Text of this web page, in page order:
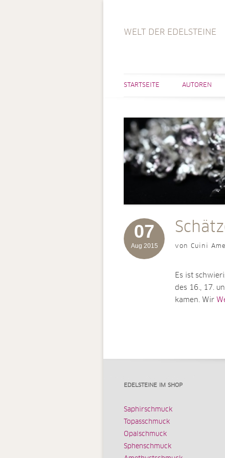
WELT DER EDELSTEINE
STARTSEITE AUTOREN
07
Aug 2015 von Cuini
Es ist
des 16., 17.
kamen. Wir
EDELSTEINE IM SHOP
Saphirschmuck
Topasschmuck
Opalschmuck
Sphenschmuck